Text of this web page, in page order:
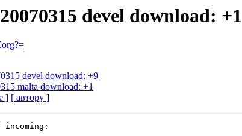
devel download: +1
devel download: +9
malta download: +1
] [ автору ]